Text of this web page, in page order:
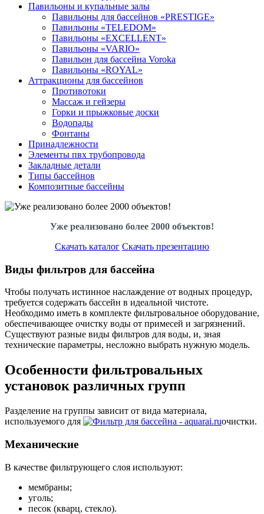
Павильоны и купальные залы
Павильоны для бассейнов «PRESTIGE»
Павильоны «TELEDOM»
Павильоны «EXCELLENT»
Павильоны «VARIO»
Павильон для бассейна Voroka
Павильоны «ROYAL»
Аттракционы для бассейнов
Противотоки
Массаж и гейзеры
Горки и прыжковые доски
Водопады
Фонтаны
Принадлежности
Элементы пвх трубопровода
Закладные детали
Типы бассейнов
Композитные бассейны
Уже реализовано более 2000 объектов!
Скачать каталог Скачать презентацию
Виды фильтров для бассейна
Чтобы получать истинное наслаждение от водных процедур,
требуется содержать бассейн в идеальной чистоте.
Необходимо иметь в комплекте фильтровальное оборудование,
обеспечивающее очистку воды от примесей и загрязнений.
Существуют разные виды фильтров для воды, и, зная
технические параметры, несложно выбрать нужную модель.
Особенности фильтровальных
установок различных групп
Разделение на группы зависит от вида материала,
используемого для
очистки.
Механические
В качестве фильтрующего слоя используют:
мембраны;
уголь;
песок (кварц, стекло).